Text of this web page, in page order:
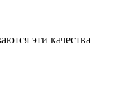
эти качества